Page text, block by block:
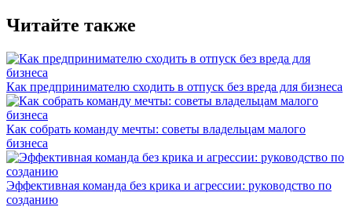
Читайте также
Как предпринимателю сходить в отпуск без вреда для бизнеса
Как собрать команду мечты: советы владельцам малого
бизнеса
Эффективная команда без крика и агрессии: руководство по
созданию